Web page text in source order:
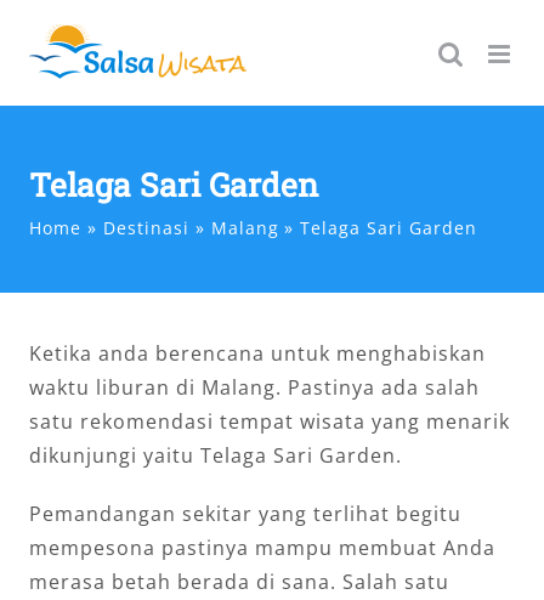
content
Telaga Sari Garden
Home Destinasi Malang Telaga Sari Garden
Ketika anda berencana untuk menghabiskan
waktu liburan di Malang. Pastinya ada salah
satu rekomendasi tempat wisata yang menarik
dikunjungi yaitu Telaga Sari Garden.
Pemandangan sekitar yang terlihat begitu
mempesona pastinya mampu membuat Anda
merasa betah berada di sana. Salah satu